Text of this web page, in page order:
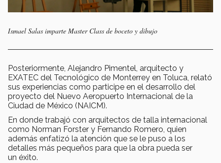
Ismael Salas imparte Master Class de boceto y dibujo
Posteriormente, Alejandro Pimentel, arquitecto y
EXATEC del Tecnológico de Monterrey en Toluca, relató
sus experiencias como participe en el desarrollo del
proyecto del Nuevo Aeropuerto Internacional de la
Ciudad de México (NAICM).
En donde trabajó con arquitectos de talla internacional
como Norman Forster y Fernando Romero, quien
además enfatizó la atención que se le puso a los
detalles más pequeños para que la obra pueda ser
un éxito.